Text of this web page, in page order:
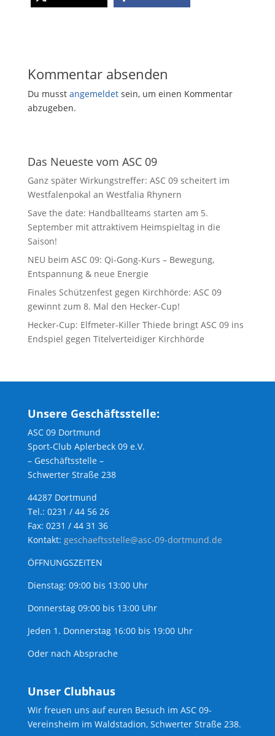
Kommentar absenden
Du musst angemeldetsein, um einen Kommentar
abzugeben.
Das Neueste vom ASC 09
Ganz später Wirkungstreffer: ASC 09 scheitert im
Westfalenpokal an Westfalia Rhynern
Save the date: Handballteams starten am 5.
September mit attraktivem Heimspieltag in die
Saison!
NEU beim ASC 09: Qi-Gong-Kurs – Bewegung,
Entspannung & neue Energie
Finales Schützenfest gegen Kirchhörde: ASC 09
gewinnt zum 8. Mal den Hecker-Cup!
Hecker-Cup: Elfmeter-Killer Thiede bringt ASC 09 ins
Endspiel gegen Titelverteidiger Kirchhörde
Unsere Geschäftsstelle:
ASC 09 Dortmund
Sport-Club Aplerbeck 09 e.V.
– Geschäftsstelle –
Schwerter Straße 238
44287 Dortmund
Tel.: 0231 / 44 56 26
Fax: 0231 / 44 31 36
Kontakt: geschaeftsstelle@asc-09-dortmund.de
ÖFFNUNGSZEITEN
Dienstag: 09:00 bis 13:00 Uhr
Donnerstag 09:00 bis 13:00 Uhr
Jeden 1. Donnerstag 16:00 bis 19:00 Uhr
Oder nach Absprache
Unser Clubhaus
Wir freuen uns auf euren Besuch im ASC 09-
Vereinsheim im Waldstadion, Schwerter Straße 238.